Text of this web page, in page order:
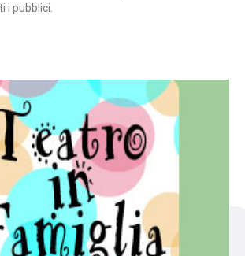
i pubblici.
Teatro in famiglia
è una rassegna di teatro concepita
e godere del teatro all’intera
famiglia.
Continua